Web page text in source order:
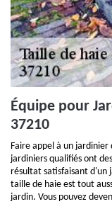
Équipe pour
37210
Faire appel à un
jardiniers qualifiés ont
résultat satisfaisant d'un
taille de haie est tout
jardin. Vous pouvez